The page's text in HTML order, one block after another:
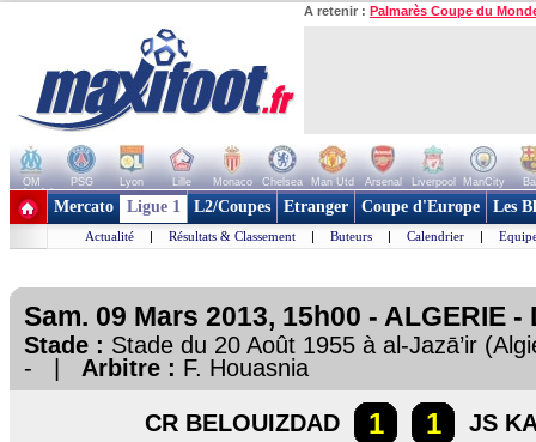
A retenir : Palmarès Coupe du
OM PSG Lyon Lille Monaco Chelsea Man Utd Arsenal Liverpool ManCity
+ de clubs
Mercato Ligue 1 L2/Coupes Etranger Coupe d'Europe Les
Actualité | Résultats & Classement | Buteurs | Calendrier |
Sam. 09 Mars 2013, 15h00 - ALGERIE
Stade : Stade du 20 Août 1955 à al-Jazā’ir
- | Arbitre : F. Houasnia
CR BELOUIZDAD 1 1
JS